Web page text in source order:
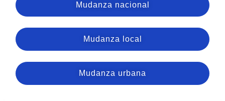
Mudanza nacional
Mudanza local
Mudanza urbana